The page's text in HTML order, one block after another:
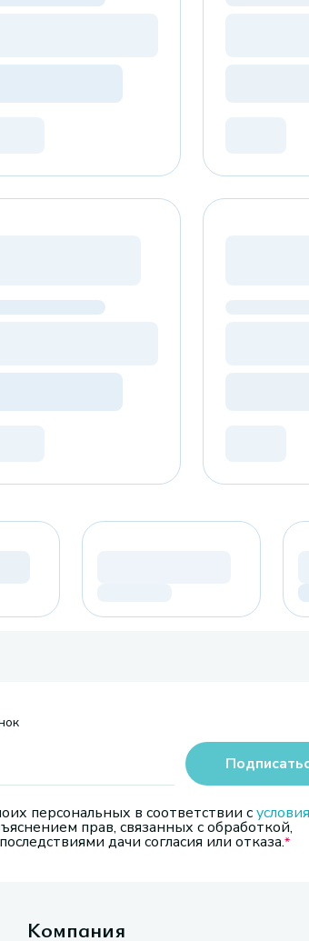
персональных в соответствии с
прав, связанных с обработкой,
дачи согласия или отказа.
Компания